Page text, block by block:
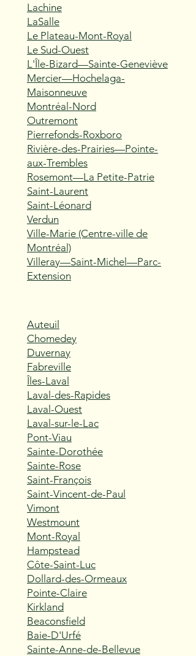
Lachine
LaSalle
Le Plateau-Mont-Royal
Le Sud-Ouest
L'Île-Bizard—Sainte-Geneviève
Mercier—Hochelaga-
Maisonneuve
Montréal-Nord
Outremont
Pierrefonds-Roxboro
Rivière-des-Prairies—Pointe-
aux-Trembles
Rosemont—La Petite-Patrie
Saint-Laurent
Saint-Léonard
Verdun
Ville-Marie (Centre-ville de
Montréal)
Villeray—Saint-Michel—Parc-
Extension
Auteuil
Chomedey
Duvernay
Fabreville
Îles-Laval
Laval-des-Rapides
Laval-Ouest
Laval-sur-le-Lac
Pont-Viau
Sainte-Dorothée
Sainte-Rose
Saint-François
Saint-Vincent-de-Paul
Vimont
Westmount
Mont-Royal
Hampstead
Côte-Saint-Luc
Dollard-des-Ormeaux
Pointe-Claire
Kirkland
Beaconsfield
Baie-D'Urfé
Sainte-Anne-de-Bellevue